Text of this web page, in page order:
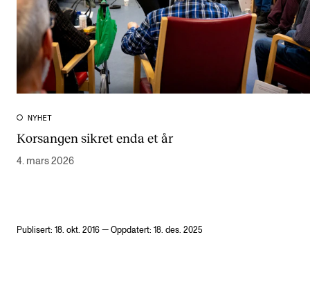
NYHET
Korsangen sikret enda et år
4. mars 2026
Publisert: 18. okt. 2016 — Oppdatert: 18. des. 2025